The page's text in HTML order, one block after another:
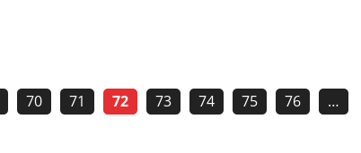
70 71 72 73 74 75 76
…